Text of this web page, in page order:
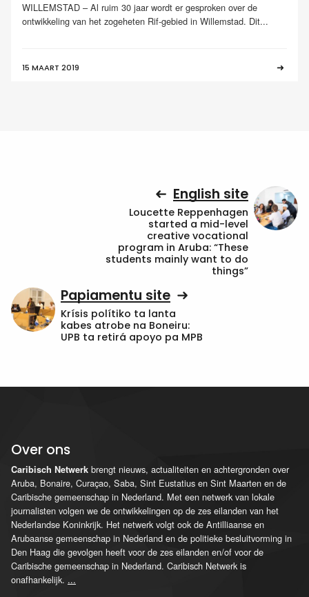
WILLEMSTAD – Al ruim 30 jaar wordt er gesproken over de
ontwikkeling van het zogeheten Rif-gebied in Willemstad. Dit...
15 MAART 2019
English site
Loucette Reppenhagen
started a mid-level
creative vocational
program in Aruba: “These
students mainly want to do
things”
Papiamentu site
Krísis polítiko ta lanta
kabes atrobe na Boneiru:
UPB ta retirá apoyo pa MPB
Over ons
Caribisch Netwerk brengt nieuws, actualiteiten en achtergronden over
Aruba, Bonaire, Curaçao, Saba, Sint Eustatius en Sint Maarten en de
Caribische gemeenschap in Nederland. Met een netwerk van lokale
journalisten volgen we de ontwikkelingen op de zes eilanden van het
Nederlandse Koninkrijk. Het netwerk volgt ook de Antilliaanse en
Arubaanse gemeenschap in Nederland en de politieke besluitvorming in
Den Haag die gevolgen heeft voor de zes eilanden en/of voor de
Caribische gemeenschap in Nederland. Caribisch Netwerk is
onafhankelijk. ...